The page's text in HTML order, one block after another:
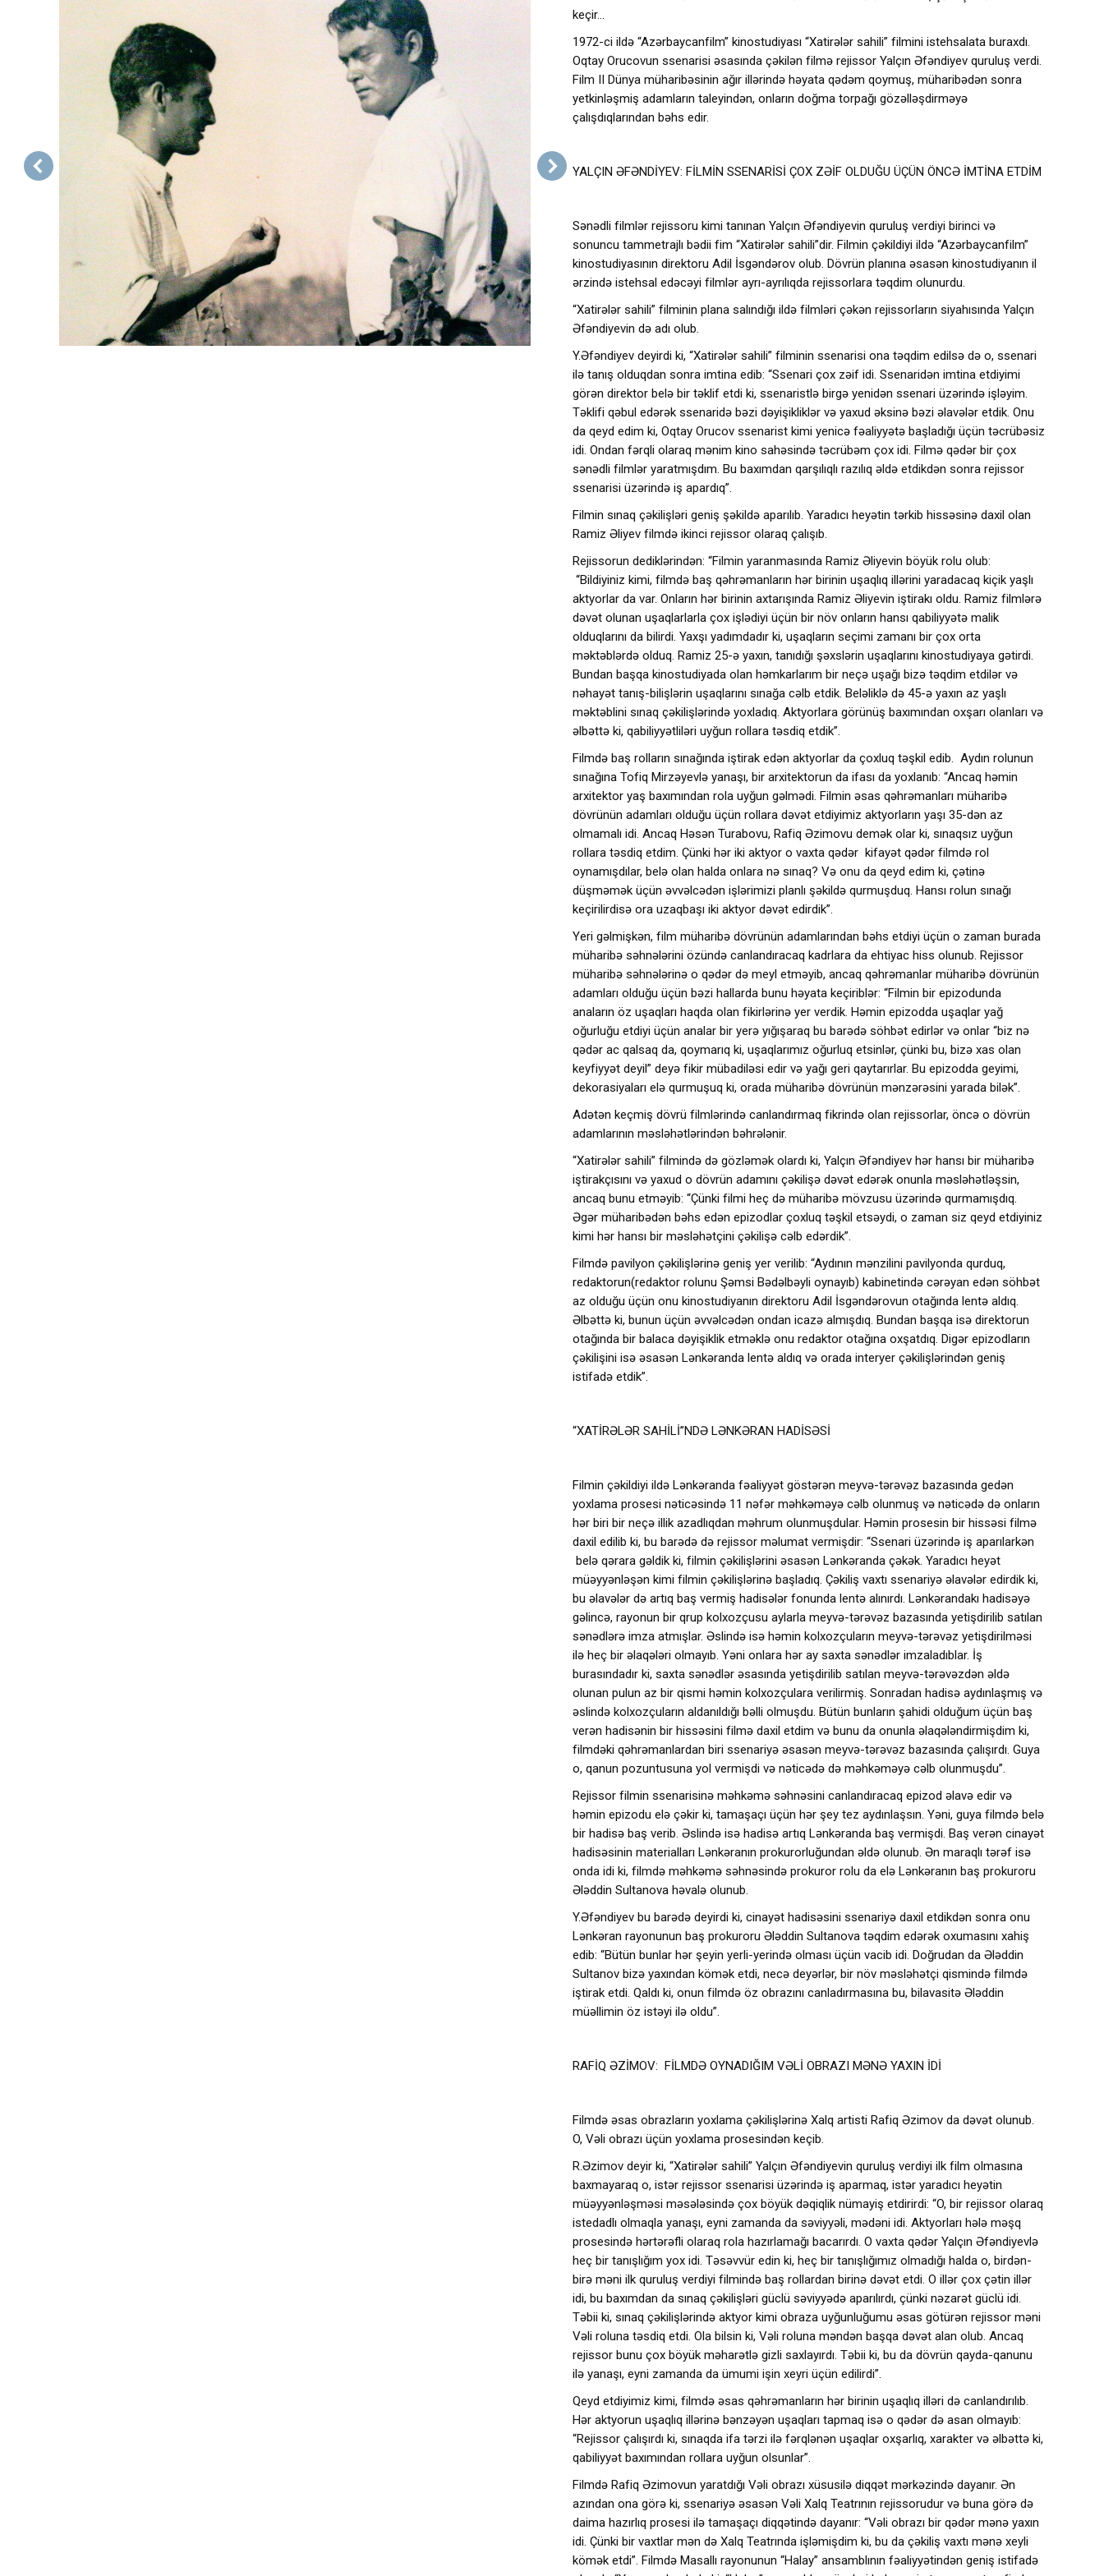
keçir…
1972-ci ildə “Azərbaycanfilm” kinostudiyası “Xatirələr sahili” filmini istehsalata buraxdı.
Oqtay Orucovun ssenarisi əsasında çəkilən filmə rejissor Yalçın Əfəndiyev quruluş verdi.
Film II Dünya müharibəsinin ağır illərində həyata qədəm qoymuş, müharibədən sonra
yetkinləşmiş adamların taleyindən, onların doğma torpağı gözəlləşdirməyə
çalışdıqlarından bəhs edir.
YALÇIN ƏFƏNDİYEV: FİLMİN SSENARİSİ ÇOX ZƏİF OLDUĞU ÜÇÜN ÖNCƏ İMTİNA ETDİM
Sənədli filmlər rejissoru kimi tanınan Yalçın Əfəndiyevin quruluş verdiyi birinci və
sonuncu tammetrajlı bədii fim “Xatirələr sahili”dir. Filmin çəkildiyi ildə “Azərbaycanfilm”
kinostudiyasının direktoru Adil İsgəndərov olub. Dövrün planına əsasən kinostudiyanın il
ərzində istehsal edəcəyi filmlər ayrı-ayrılıqda rejissorlara təqdim olunurdu.
“Xatirələr sahili” filminin plana salındığı ildə filmləri çəkən rejissorların siyahısında Yalçın
Əfəndiyevin də adı olub.
Y.Əfəndiyev deyirdi ki, “Xatirələr sahili” filminin ssenarisi ona təqdim edilsə də o, ssenari
ilə tanış olduqdan sonra imtina edib: “Ssenari çox zəif idi. Ssenaridən imtina etdiyimi
görən direktor belə bir təklif etdi ki, ssenaristlə birgə yenidən ssenari üzərində işləyim.
Təklifi qəbul edərək ssenaridə bəzi dəyişikliklər və yaxud əksinə bəzi əlavələr etdik. Onu
da qeyd edim ki, Oqtay Orucov ssenarist kimi yenicə fəaliyyətə başladığı üçün təcrübəsiz
idi. Ondan fərqli olaraq mənim kino sahəsində təcrübəm çox idi. Filmə qədər bir çox
sənədli filmlər yaratmışdım. Bu baxımdan qarşılıqlı razılıq əldə etdikdən sonra rejissor
ssenarisi üzərində iş apardıq”.
Filmin sınaq çəkilişləri geniş şəkildə aparılıb. Yaradıcı heyətin tərkib hissəsinə daxil olan
Ramiz Əliyev filmdə ikinci rejissor olaraq çalışıb.
Rejissorun dediklərindən: “Filmin yaranmasında Ramiz Əliyevin böyük rolu olub:
“Bildiyiniz kimi, filmdə baş qəhrəmanların hər birinin uşaqlıq illərini yaradacaq kiçik yaşlı
aktyorlar da var. Onların hər birinin axtarışında Ramiz Əliyevin iştirakı oldu. Ramiz filmlərə
dəvət olunan uşaqlarlarla çox işlədiyi üçün bir növ onların hansı qabiliyyətə malik
olduqlarını da bilirdi. Yaxşı yadımdadır ki, uşaqların seçimi zamanı bir çox orta
məktəblərdə olduq. Ramiz 25-ə yaxın, tanıdığı şəxslərin uşaqlarını kinostudiyaya gətirdi.
Bundan başqa kinostudiyada olan həmkarlarım bir neçə uşağı bizə təqdim etdilər və
nəhayət tanış-bilişlərin uşaqlarını sınağa cəlb etdik. Beləliklə də 45-ə yaxın az yaşlı
məktəblini sınaq çəkilişlərində yoxladıq. Aktyorlara görünüş baxımından oxşarı olanları və
əlbəttə ki, qabiliyyətliləri uyğun rollara təsdiq etdik”.
Filmdə baş rolların sınağında iştirak edən aktyorlar da çoxluq təşkil edib. Aydın rolunun
sınağına Tofiq Mirzəyevlə yanaşı, bir arxitektorun da ifası da yoxlanıb: “Ancaq həmin
arxitektor yaş baxımından rola uyğun gəlmədi. Filmin əsas qəhrəmanları müharibə
dövrünün adamları olduğu üçün rollara dəvət etdiyimiz aktyorların yaşı 35-dən az
olmamalı idi. Ancaq Həsən Turabovu, Rafiq Əzimovu demək olar ki, sınaqsız uyğun
rollara təsdiq etdim. Çünki hər iki aktyor o vaxta qədər kifayət qədər filmdə rol
oynamışdılar, belə olan halda onlara nə sınaq? Və onu da qeyd edim ki, çətinə
düşməmək üçün əvvəlcədən işlərimizi planlı şəkildə qurmuşduq. Hansı rolun sınağı
keçirilirdisə ora uzaqbaşı iki aktyor dəvət edirdik”.
Yeri gəlmişkən, film müharibə dövrünün adamlarından bəhs etdiyi üçün o zaman burada
müharibə səhnələrini özündə canlandıracaq kadrlara da ehtiyac hiss olunub. Rejissor
müharibə səhnələrinə o qədər də meyl etməyib, ancaq qəhrəmanlar müharibə dövrünün
adamları olduğu üçün bəzi hallarda bunu həyata keçiriblər: “Filmin bir epizodunda
anaların öz uşaqları haqda olan fikirlərinə yer verdik. Həmin epizodda uşaqlar yağ
oğurluğu etdiyi üçün analar bir yerə yığışaraq bu barədə söhbət edirlər və onlar “biz nə
qədər ac qalsaq da, qoymarıq ki, uşaqlarımız oğurluq etsinlər, çünki bu, bizə xas olan
keyfiyyət deyil” deyə fikir mübadiləsi edir və yağı geri qaytarırlar. Bu epizodda geyimi,
dekorasiyaları elə qurmuşuq ki, orada müharibə dövrünün mənzərəsini yarada bilək”.
Adətən keçmiş dövrü filmlərində canlandırmaq fikrində olan rejissorlar, öncə o dövrün
adamlarının məsləhətlərindən bəhrələnir.
“Xatirələr sahili” filmində də gözləmək olardı ki, Yalçın Əfəndiyev hər hansı bir müharibə
iştirakçısını və yaxud o dövrün adamını çəkilişə dəvət edərək onunla məsləhətləşsin,
ancaq bunu etməyib: “Çünki filmi heç də müharibə mövzusu üzərində qurmamışdıq.
Əgər müharibədən bəhs edən epizodlar çoxluq təşkil etsəydi, o zaman siz qeyd etdiyiniz
kimi hər hansı bir məsləhətçini çəkilişə cəlb edərdik”.
Filmdə pavilyon çəkilişlərinə geniş yer verilib: “Aydının mənzilini pavilyonda qurduq,
redaktorun(redaktor rolunu Şəmsi Bədəlbəyli oynayıb) kabinetində cərəyan edən söhbət
az olduğu üçün onu kinostudiyanın direktoru Adil İsgəndərovun otağında lentə aldıq.
Əlbəttə ki, bunun üçün əvvəlcədən ondan icazə almışdıq. Bundan başqa isə direktorun
otağında bir balaca dəyişiklik etməklə onu redaktor otağına oxşatdıq. Digər epizodların
çəkilişini isə əsasən Lənkəranda lentə aldıq və orada interyer çəkilişlərindən geniş
istifadə etdik”.
“XATİRƏLƏR SAHİLİ”NDƏ LƏNKƏRAN HADİSƏSİ
Filmin çəkildiyi ildə Lənkəranda fəaliyyət göstərən meyvə-tərəvəz bazasında gedən
yoxlama prosesi nəticəsində 11 nəfər məhkəməyə cəlb olunmuş və nəticədə də onların
hər biri bir neçə illik azadlıqdan məhrum olunmuşdular. Həmin prosesin bir hissəsi filmə
daxil edilib ki, bu barədə də rejissor məlumat vermişdir: “Ssenari üzərində iş aparılarkən
belə qərara gəldik ki, filmin çəkilişlərini əsasən Lənkəranda çəkək. Yaradıcı heyət
müəyyənləşən kimi filmin çəkilişlərinə başladıq. Çəkiliş vaxtı ssenariyə əlavələr edirdik ki,
bu əlavələr də artıq baş vermiş hadisələr fonunda lentə alınırdı. Lənkərandakı hadisəyə
gəlincə, rayonun bir qrup kolxozçusu aylarla meyvə-tərəvəz bazasında yetişdirilib satılan
sənədlərə imza atmışlar. Əslində isə həmin kolxozçuların meyvə-tərəvəz yetişdirilməsi
ilə heç bir əlaqələri olmayıb. Yəni onlara hər ay saxta sənədlər imzaladıblar. İş
burasındadır ki, saxta sənədlər əsasında yetişdirilib satılan meyvə-tərəvəzdən əldə
olunan pulun az bir qismi həmin kolxozçulara verilirmiş. Sonradan hadisə aydınlaşmış və
əslində kolxozçuların aldanıldığı bəlli olmuşdu. Bütün bunların şahidi olduğum üçün baş
verən hadisənin bir hissəsini filmə daxil etdim və bunu da onunla əlaqələndirmişdim ki,
filmdəki qəhrəmanlardan biri ssenariyə əsasən meyvə-tərəvəz bazasında çalışırdı. Guya
o, qanun pozuntusuna yol vermişdi və nəticədə də məhkəməyə cəlb olunmuşdu”.
Rejissor filmin ssenarisinə məhkəmə səhnəsini canlandıracaq epizod əlavə edir və
həmin epizodu elə çəkir ki, tamaşaçı üçün hər şey tez aydınlaşsın. Yəni, guya filmdə belə
bir hadisə baş verib. Əslində isə hadisə artıq Lənkəranda baş vermişdi. Baş verən cinayət
hadisəsinin materialları Lənkəranın prokurorluğundan əldə olunub. Ən maraqlı tərəf isə
onda idi ki, filmdə məhkəmə səhnəsində prokuror rolu da elə Lənkəranın baş prokuroru
Ələddin Sultanova həvalə olunub.
Y.Əfəndiyev bu barədə deyirdi ki, cinayət hadisəsini ssenariyə daxil etdikdən sonra onu
Lənkəran rayonunun baş prokuroru Ələddin Sultanova təqdim edərək oxumasını xahiş
edib: “Bütün bunlar hər şeyin yerli-yerində olması üçün vacib idi. Doğrudan da Ələddin
Sultanov bizə yaxından kömək etdi, necə deyərlər, bir növ məsləhətçi qismində filmdə
iştirak etdi. Qaldı ki, onun filmdə öz obrazını canladırmasına bu, bilavasitə Ələddin
müəllimin öz istəyi ilə oldu”.
RAFİQ ƏZİMOV: FİLMDƏ OYNADIĞIM VƏLİ OBRAZI MƏNƏ YAXIN İDİ
Filmdə əsas obrazların yoxlama çəkilişlərinə Xalq artisti Rafiq Əzimov da dəvət olunub.
O, Vəli obrazı üçün yoxlama prosesindən keçib.
R.Əzimov deyir ki, “Xatirələr sahili” Yalçın Əfəndiyevin quruluş verdiyi ilk film olmasına
baxmayaraq o, istər rejissor ssenarisi üzərində iş aparmaq, istər yaradıcı heyətin
müəyyənləşməsi məsələsində çox böyük dəqiqlik nümayiş etdirirdi: “O, bir rejissor olaraq
istedadlı olmaqla yanaşı, eyni zamanda da səviyyəli, mədəni idi. Aktyorları hələ məşq
prosesində hərtərəfli olaraq rola hazırlamağı bacarırdı. O vaxta qədər Yalçın Əfəndiyevlə
heç bir tanışlığım yox idi. Təsəvvür edin ki, heç bir tanışlığımız olmadığı halda o, birdən-
birə məni ilk quruluş verdiyi filmində baş rollardan birinə dəvət etdi. O illər çox çətin illər
idi, bu baxımdan da sınaq çəkilişləri güclü səviyyədə aparılırdı, çünki nəzarət güclü idi.
Təbii ki, sınaq çəkilişlərində aktyor kimi obraza uyğunluğumu əsas götürən rejissor məni
Vəli roluna təsdiq etdi. Ola bilsin ki, Vəli roluna məndən başqa dəvət alan olub. Ancaq
rejissor bunu çox böyük məharətlə gizli saxlayırdı. Təbii ki, bu da dövrün qayda-qanunu
ilə yanaşı, eyni zamanda da ümumi işin xeyri üçün edilirdi”.
Qeyd etdiyimiz kimi, filmdə əsas qəhrəmanların hər birinin uşaqlıq illəri də canlandırılıb.
Hər aktyorun uşaqlıq illərinə bənzəyən uşaqları tapmaq isə o qədər də asan olmayıb:
“Rejissor çalışırdı ki, sınaqda ifa tərzi ilə fərqlənən uşaqlar oxşarlıq, xarakter və əlbəttə ki,
qabiliyyət baxımından rollara uyğun olsunlar”.
Filmdə Rafiq Əzimovun yaratdığı Vəli obrazı xüsusilə diqqət mərkəzində dayanır. Ən
azından ona görə ki, ssenariyə əsasən Vəli Xalq Teatrının rejissorudur və buna görə də
daima hazırlıq prosesi ilə tamaşaçı diqqətində dayanır: “Vəli obrazı bir qədər mənə yaxın
idi. Çünki bir vaxtlar mən də Xalq Teatrında işləmişdim ki, bu da çəkiliş vaxtı mənə xeyli
kömək etdi”. Filmdə Masallı rayonunun “Halay” ansamblının fəaliyyətindən geniş istifadə